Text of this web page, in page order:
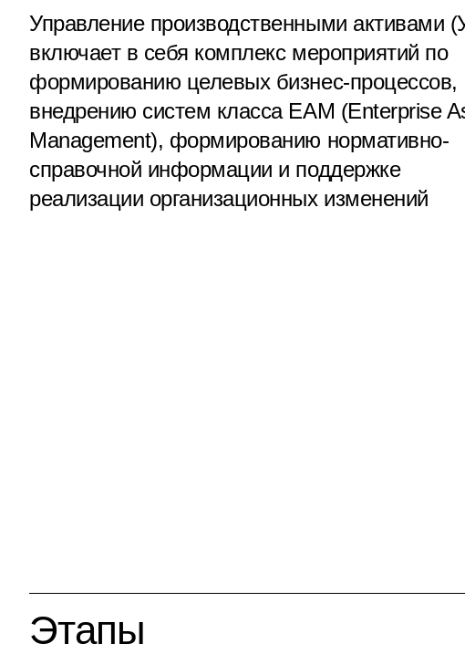
Управление производственными активами
включает в себя комплекс мероприятий по
формированию целевых бизнес-процессов,
внедрению систем класса EAM (Enterprise
Management), формированию нормативно-
справочной информации и поддержке
реализации организационных изменений
Этапы